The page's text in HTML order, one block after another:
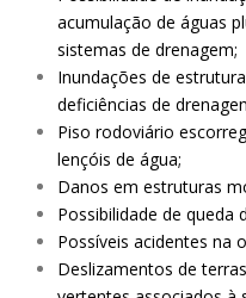
acumulação de águas
sistemas de drenagem;
Inundações de
deficiências de
Piso rodoviário
lençóis de água;
Danos em estruturas
Possibilidade de queda
Possíveis acidentes na
Deslizamentos de